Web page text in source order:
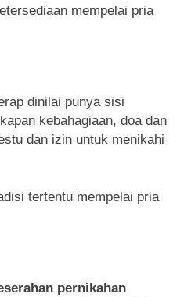
mempelai pria
dinilai punya sisi
kebahagiaan, doa dan
dan izin untuk menikahi
tertentu mempelai pria
pernikahan